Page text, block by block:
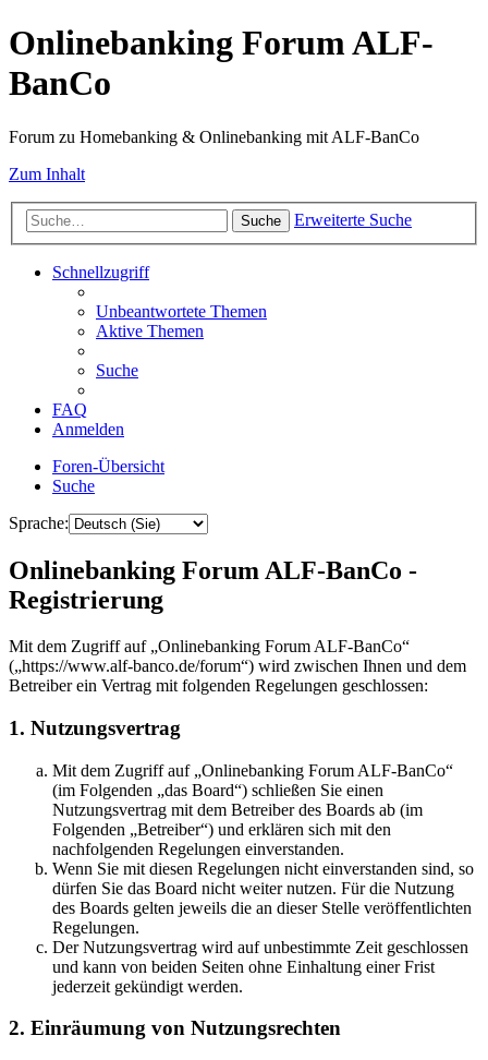
Onlinebanking Forum ALF-
BanCo
Forum zu Homebanking & Onlinebanking mit ALF-BanCo
Zum Inhalt
Suche Erweiterte Suche
Schnellzugriff
Unbeantwortete Themen
Aktive Themen
Suche
FAQ
Anmelden
Foren-Übersicht
Suche
Sprache:
Onlinebanking Forum ALF-BanCo -
Registrierung
Mit dem Zugriff auf „Onlinebanking Forum ALF-BanCo“
(„https://www.alf-banco.de/forum“) wird zwischen Ihnen und dem
Betreiber ein Vertrag mit folgenden Regelungen geschlossen:
1. Nutzungsvertrag
Mit dem Zugriff auf „Onlinebanking Forum ALF-BanCo“
(im Folgenden „das Board“) schließen Sie einen
Nutzungsvertrag mit dem Betreiber des Boards ab (im
Folgenden „Betreiber“) und erklären sich mit den
nachfolgenden Regelungen einverstanden.
Wenn Sie mit diesen Regelungen nicht einverstanden sind, so
dürfen Sie das Board nicht weiter nutzen. Für die Nutzung
des Boards gelten jeweils die an dieser Stelle veröffentlichten
Regelungen.
Der Nutzungsvertrag wird auf unbestimmte Zeit geschlossen
und kann von beiden Seiten ohne Einhaltung einer Frist
jederzeit gekündigt werden.
2. Einräumung von Nutzungsrechten